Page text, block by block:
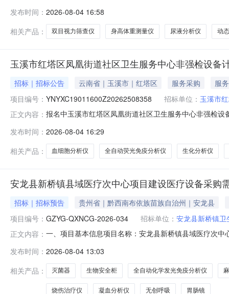
了提高我中心诊疗水平和服务质量，满足辖区居民就诊
监测仪（有线式心电工作站）、身高
发布时间： 2026-08-04 16:58
相关产品：
双目视力筛查仪 身高体重测量仪 尿液分析仪 动
玉溪市红塔区凤凰街道社区卫生服务中心非强检设备
招标｜招标公告 云南省｜玉溪市｜红塔区 服务采购
服务
项目编号： YNYXC19011600Z20262508358 招标单位： 玉溪市
正文内容： 报名中玉溪市红塔区凤凰街道社区卫生服务中心非强检
柜BSC-1100IIA2-X1全自动荧光免疫分析仪中元汇吉
发布时间： 2026-08-04 16:29
相关产品：
血细胞分析仪 全自动荧光免疫分析仪 生化分析仪
安龙县新桥镇县域医疗次中心项目建设医疗设备采购
招标｜招标预告
贵州省｜黔西南布依族苗族自治州｜安龙县
项目编号： GZYG-QXNCG-2026-034 招标单位： 安龙县新桥镇卫
正文内容： 一、项目基本信息项目名称：安龙县新桥镇县域医疗次
信息采购单位名称：安龙县新桥镇卫生院项目联系人：
发布时间： 2026-08-04 13:03
相关产品：
灭菌器 生物安全柜 全自动化学发光免疫分析仪
烧伤治疗仪 凝血分析仪 无创呼吸 胃肠镜